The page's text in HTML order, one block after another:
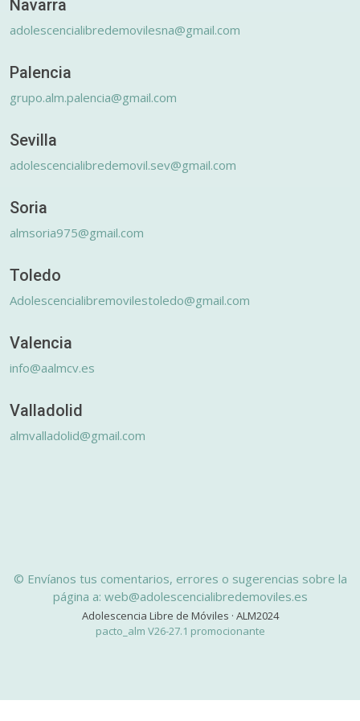
Navarra
adolescencialibredemovilesna@gmail.com
Palencia
grupo.alm.palencia@gmail.com
Sevilla
adolescencialibredemovil.sev@gmail.com
Soria
almsoria975@gmail.com
Toledo
Adolescencialibremovilestoledo@gmail.com
Valencia
info@aalmcv.es
Valladolid
almvalladolid@gmail.com
© Envíanos tus comentarios, errores o sugerencias sobre la
página a: web@adolescencialibredemoviles.es
Adolescencia Libre de Móviles · ALM2024
pacto_alm V26-27.1 promocionante